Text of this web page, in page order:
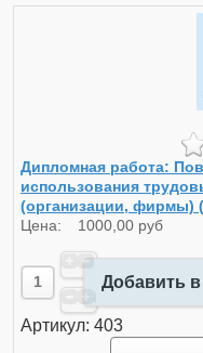
Дипломная работа:
использования
(организации, фирмы)
Цена: 1000,00 руб
Добавить
Артикул: 403